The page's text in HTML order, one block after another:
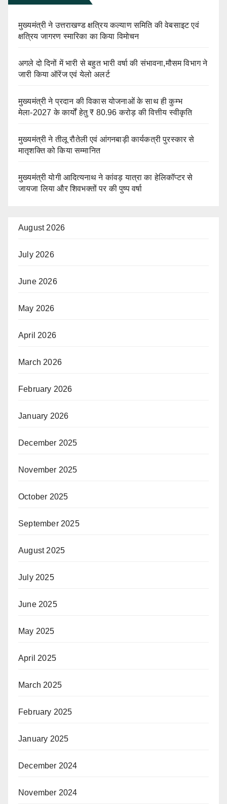
मुख्यमंत्री ने उत्तराखण्ड क्षत्रिय कल्याण समिति की वेबसाइट एवं
क्षत्रिय जागरण स्मारिका का किया विमोचन
अगले दो दिनों में भारी से बहुत भारी वर्षा की संभावना,मौसम विभाग ने
जारी किया ऑरेंज एवं येलो अलर्ट
मुख्यमंत्री ने प्रदान की विकास योजनाओं के साथ ही कुम्भ
मेला-2027 के कार्यों हेतु ₹ 80.96 करोड़ की वित्तीय स्वीकृति
मुख्यमंत्री ने तीलू रौतेली एवं आंगनबाड़ी कार्यकत्री पुरस्कार से
मातृशक्ति को किया सम्मानित
मुख्यमंत्री योगी आदित्यनाथ ने कांवड़ यात्रा का हेलिकॉप्टर से
जायजा लिया और शिवभक्तों पर की पुष्प वर्षा
August 2026
July 2026
June 2026
May 2026
April 2026
March 2026
February 2026
January 2026
December 2025
November 2025
October 2025
September 2025
August 2025
July 2025
June 2025
May 2025
April 2025
March 2025
February 2025
January 2025
December 2024
November 2024